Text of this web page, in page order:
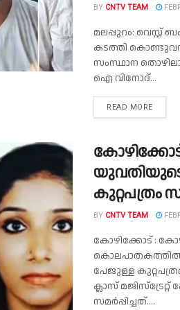
BY CNTV TEAM
മലപ്പുറം: വെസ്റ്റ്
കടത്തി
സംസ്ഥാന
ഐ വിനോദ്...
READ MORE
കുറ്റപത്രം
BY CNTV TEAM
കോഴിക്കോട് :
കൊലപാതകത്തിൽ
പേജുള്ള
ക്ലാസ്
സമർപ്പിച്ചത്....